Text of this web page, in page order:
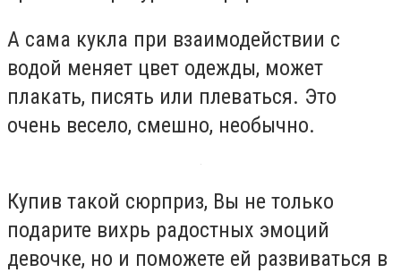
А сама кукла при взаимодействии с
водой меняет цвет одежды, может
плакать, писять или плеваться. Это
очень весело, смешно, необычно.
Купив такой сюрприз, Вы не только
подарите вихрь радостных эмоций
девочке, но и поможете ей развиваться в